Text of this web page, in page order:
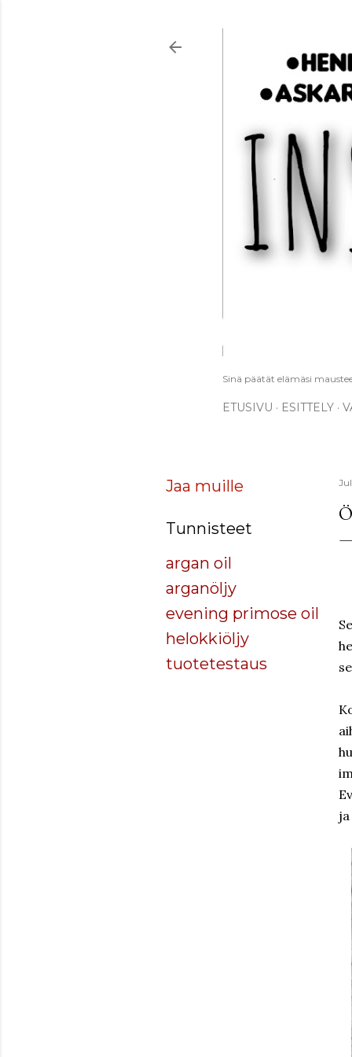
Sinä päätät elämäsi
ETUSIVU ESITTELY
Jaa muille
Tunnisteet
argan oil
arganöljy
evening primose oil
helokkiöljy
tuotetestaus